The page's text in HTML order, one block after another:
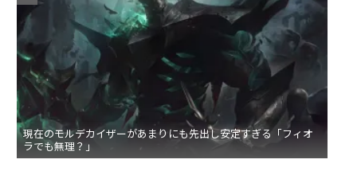
現在のモルデカイザーがあまりにも先出し安定すぎる「フィオ
ラでも無理？」